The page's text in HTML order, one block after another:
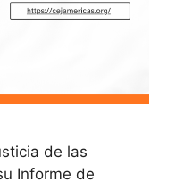
de las
Informe de